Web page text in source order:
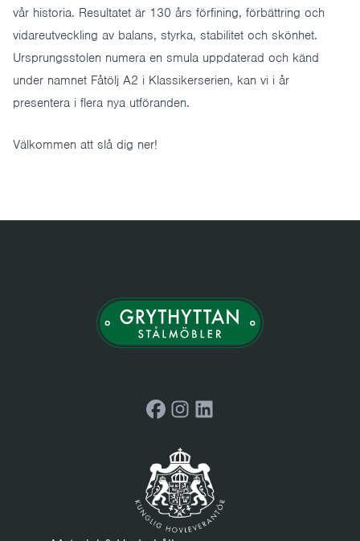
vår historia. Resultatet är 130 års förfining, förbättring och
vidareutveckling av balans, styrka, stabilitet och skönhet.
Ursprungsstolen numera en smula uppdaterad och känd
under namnet Fåtölj A2 i Klassikerserien, kan vi i år
presentera i flera nya utföranden.
Välkommen att slå dig ner!
FacebookInstagramLinkedIn